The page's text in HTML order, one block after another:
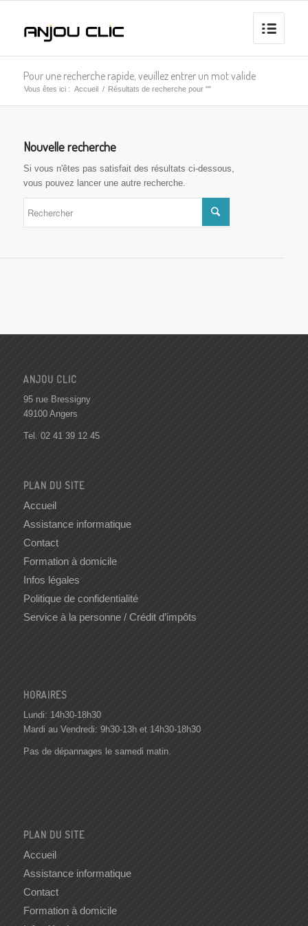
Pour une recherche rapide, veuillez entrer un mot valide
Vous êtes ici : Accueil / Résultats de recherche pour ""
Nouvelle recherche
Si vous n'êtes pas satisfait des résultats ci-dessous,
vous pouvez lancer une autre recherche.
ANJOU CLIC
95 rue Bressigny
49100 Angers
Tel. 02 41 39 12 45
PLAN DU SITE
Accueil
Assistance informatique
Contact
Formation à domicile
Infos légales
Politique de confidentialité
Service à la personne / Crédit d’impôts
HORAIRES
Lundi: 14h30-18h30
Mardi au Vendredi: 9h30-13h et 14h30-18h30
Pas de dépannages le samedi matin.
PLAN DU SITE
Accueil
Assistance informatique
Contact
Formation à domicile